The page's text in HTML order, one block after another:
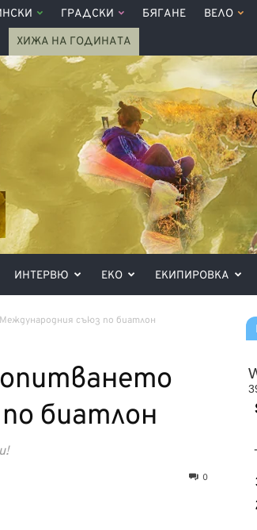
ГРАДСКИ БЯГАНЕ ВЕЛО
ХИЖА НА ГОДИНАТА
ИНТЕРВЮ ЕКО ЕКИПИРОВКА
съюз по биатлон
биатлон
0